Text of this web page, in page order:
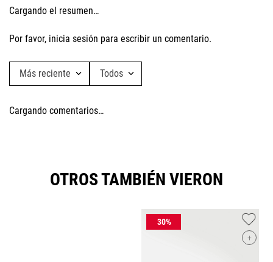
Cargando el resumen…
Por favor, inicia sesión para escribir un comentario.
Más reciente Todos
Cargando comentarios…
OTROS TAMBIÉN VIERON
+